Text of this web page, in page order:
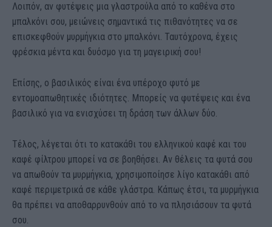
Λοιπόν, αν φυτέψεις μια γλαστρούλα από το καθένα στο
μπαλκόνι σου, μειώνεις σημαντικά τις πιθανότητες να σε
επισκεφθούν μυρμήγκια στο μπαλκόνι. Ταυτόχρονα, έχεις
φρέσκια μέντα και δυόσμο για τη μαγειρική σου!
Επίσης, ο βασιλικός είναι ένα υπέροχο φυτό με
εντομοαπωθητικές ιδιότητες. Μπορείς να φυτέψεις και ένα
βασιλικό για να ενισχύσει τη δράση των άλλων δύο.
Τέλος, λέγεται ότι το κατακάθι του ελληνικού καφέ και του
καφέ φίλτρου μπορεί να σε βοηθήσει. Αν θέλεις τα φυτά σου
να απωθούν τα μυρμήγκια, χρησιμοποίησε λίγο κατακάθι από
καφέ περιμετρικά σε κάθε γλάστρα. Κάπως έτσι, τα μυρμήγκια
θα πρέπει να αποθαρρυνθούν από το να πλησιάσουν τα φυτά
σου.